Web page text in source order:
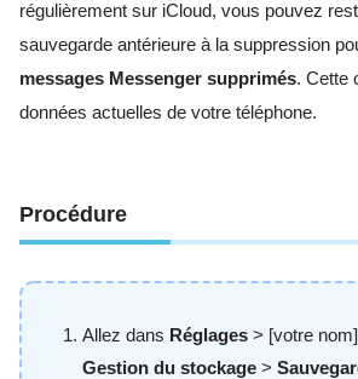
régulièrement sur iCloud, vous pouvez
sauvegarde antérieure à la suppression
messages Messenger supprimés. Cette
données actuelles de votre téléphone.
Procédure
Allez dans Réglages > [votre
Gestion du stockage >